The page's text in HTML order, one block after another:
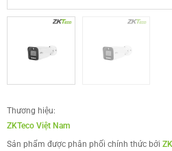
Thương hiệu:
ZKTeco Việt Nam
Sản phẩm được phân phối chính thức bởi